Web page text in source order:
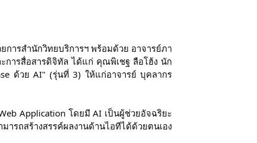
ารสำนักวิทยบริการฯ พร้อมด้วย อาจารย์ภา
การสื่อสารดิจิทัล ได้แก่ คุณพิเชฐ ลือโฮ้ง นัก
ด้วย AI" (รุ่นที่ 3) ให้แก่อาจารย์ บุคลากร
Application โดยมี AI เป็นผู้ช่วยอัจฉริยะ
ารถสร้างสรรค์ผลงานด้านไอทีได้ด้วยตนเอง